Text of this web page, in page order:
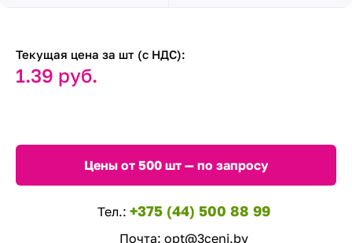
Текущая цена за шт (с НДС):
1.39 руб.
Цены от 500 шт — по запросу
Тел.: +375 (44) 500 88 99
Почта: opt@3ceni.by